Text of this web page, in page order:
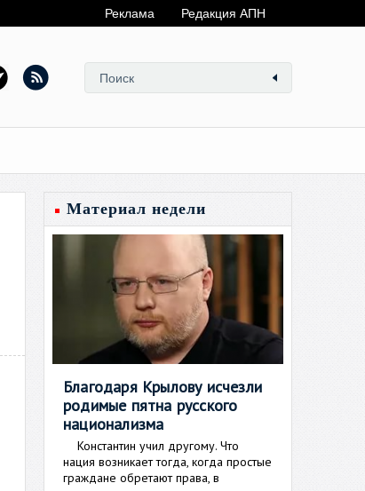
Реклама Редакция АПН
Материал недели
Благодаря Крылову исчезли
родимые пятна русского
национализма
Константин учил другому. Что
нация возникает тогда, когда простые
граждане обретают права, в